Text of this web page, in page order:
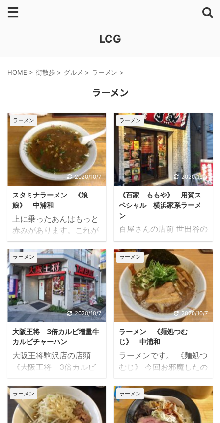
LCG
HOME > 街散歩 > グルメ > ラーメン >
ラーメン
ラーメン
2020/10/7
スタミナラーメン 《娘
娘》 中浦和
上に乗ったあんはもっと
赤みがあります。これが
『スタミナラーメン』
《娘娘》 今回お邪魔した
のは、駅からはやや距離
がありますが、 埼京線の
中浦和駅にあります《娘
娘》（にゃんにゃん）。
周辺には何があるという
わけではありませんが、
とても美味しいラーメン
屋があります。 実は別の
店舗で20年以上前に食べ
ていたラーメンを噂を聞
きつけ20年ぶりに食べに
行ってきました。 《娘
娘》 埼玉県さいたま市桜
区西堀２丁目２１−３ 20
ラーメン
2020/10/7
《百家 ももや》 用賀ス
ペシャル 横浜家系ラーメ
ン
百屋さんの店前 世田谷の
用賀にある横浜家系のラ
ーメン屋さん、《百屋》
さん。 駅からも近く、他
の飲食店も多々ある商店
街にあります。 お店の看
板は独特の字体やメニュ
ーを飾った店頭などでけ
っこう目を引きます。 本
日はガッツリしたものが
食べたいと思い用賀の百
屋さんに足を運びまし
た。 《百屋》 東京都世
ル1F お店に入って注文し
ましょう。 カウンターに
ある調味料 食券は券売機
ラーメン
2020/10/7
大阪王将 3倍カルビ増量牛
カルビチャーハン
大阪王将駒沢店の店頭
《大阪王将 3倍カルビ
増量牛カルビチャーハ
ン》 駒沢の交差点にある
世田谷区唯一の《大阪王
将》の駒沢店。 駒澤大学
ラーメン
2020/10/7
ラーメン 《麺処つむ
じ》 中浦和
ラーメンです。 《麺処つ
むじ》 今回お邪魔したの
は、さいたまの中浦和駅
の近くにある《麺処つむ
じ》。 中浦和と聞くと特
に何もなく、思い出すの
ラーメン ラーメン